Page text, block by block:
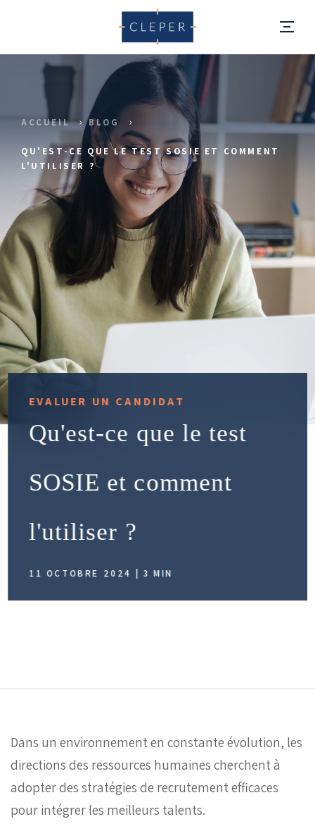
ACCUEIL BLOG
QU'EST-CE QUE LE TEST SOSIE ET COMMENT
L'UTILISER ?
EVALUER UN CANDIDAT
Qu'est-ce que le test
SOSIE et comment
l'utiliser ?
11 OCTOBRE 2024 | 3 MIN
Dans un environnement en constante évolution, les
directions des ressources humaines cherchent à
adopter des stratégies de recrutement efficaces
pour intégrer les meilleurs talents.